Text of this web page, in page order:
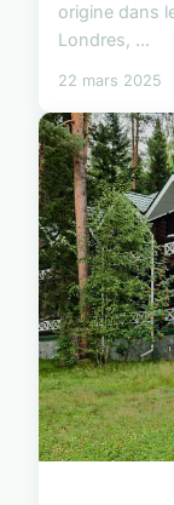
origine dans
Londres, ...
22 mars 2025